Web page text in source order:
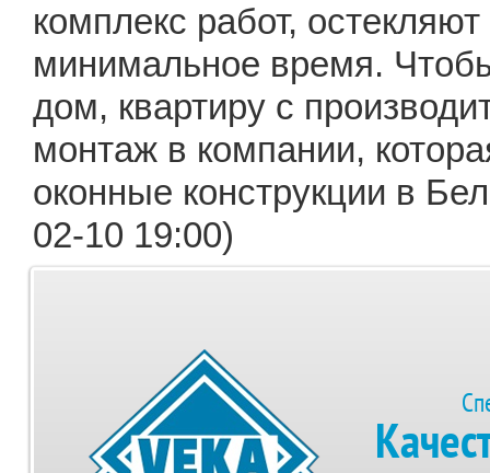
комплекс работ,
минимальное время.
дом, квартиру с
монтаж в компании,
оконные конструкции в
02-10 19:00)